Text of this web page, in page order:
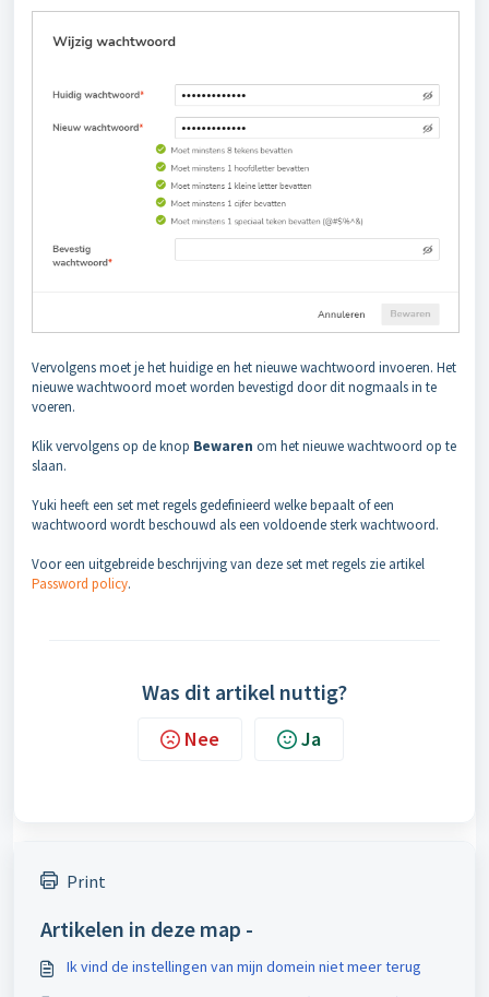
Vervolgens moet je het huidige en het nieuwe wachtwoord invoeren. Het
nieuwe wachtwoord moet worden bevestigd door dit nogmaals in te
voeren.
Klik vervolgens op de knop Bewaren om het nieuwe wachtwoord op te
slaan.
Yuki heeft een set met regels gedefinieerd welke bepaalt of een
wachtwoord wordt beschouwd als een voldoende sterk wachtwoord.
Voor een uitgebreide beschrijving van deze set met regels zie artikel
Password policy.
Was dit artikel nuttig?
Nee Ja
Print
Artikelen in deze map -
Ik vind de instellingen van mijn domein niet meer terug